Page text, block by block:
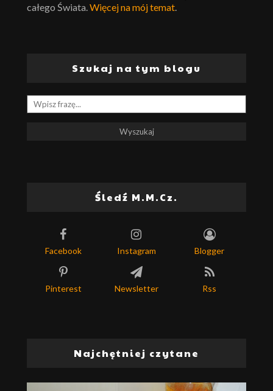
całego Świata. Więcej na mój temat
Szukaj na tym blogu
Śledź M.M.Cz.
Facebook Instagram Blogger
Pinterest Newsletter Rss
Najchętniej czytane